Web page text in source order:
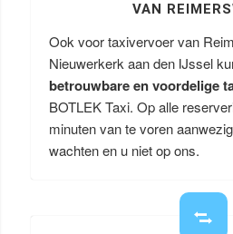
VAN
Ook voor taxivervoer van
Nieuwerkerk aan den IJssel
betrouwbare en voordelige
BOTLEK Taxi. Op alle
minuten van te voren
wachten en u niet op ons.